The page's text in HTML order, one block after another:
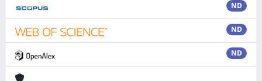
ND
ND
ND